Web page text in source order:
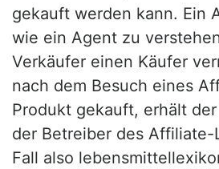
gekauft werden kann. Ein
wie ein Agent zu
Verkäufer einen Käufer
nach dem Besuch eines
Produkt gekauft, erhält
der Betreiber des Affiliate-
Fall also